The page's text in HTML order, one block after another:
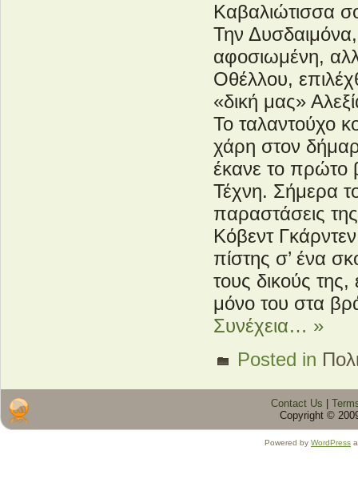
Καβαλιώτισσα
Την
αφοσιωμένη,
Οθέλλου,
«δική μας»
Το ταλαντούχο
χάρη στον
έκανε το πρώτο
Τέχνη. Σήμερα
παραστάσεις
Κόβεντ
πίστης σ’ ένα
τους δικούς της,
μόνο του στα
Συνέχεια… »
Posted in
Contact Us
Copyright ©
Powered by WordPress